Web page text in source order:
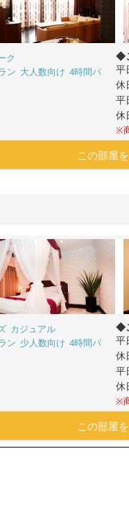
ク
ン 大人数向け 4時間パ
◆
平
休
平
休
※
この部屋
カジュアル
ン 少人数向け 4時間パ
◆
平
休
平
休
※
この部屋